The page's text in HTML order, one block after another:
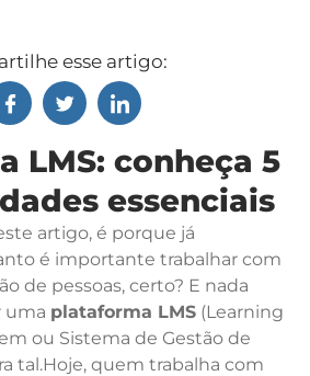
esse artigo:
LMS: conheça 5
essenciais
artigo, é porque já
é importante trabalhar com
de pessoas, certo? E nada
uma plataforma LMS (Learning
ou Sistema de Gestão de
tal.Hoje, quem trabalha com